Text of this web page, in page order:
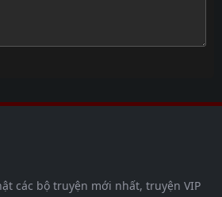
các bộ truyện mới nhất, truyện VIP